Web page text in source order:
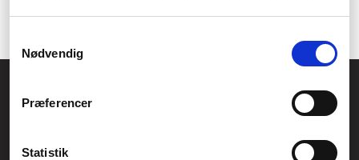
Nødvendig
Præferencer
Statistik
CVR.: 26208637
Generelle henvendelser: